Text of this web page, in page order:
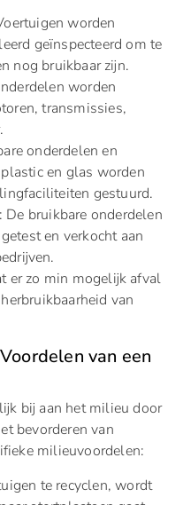
worden
geïnspecteerd om te
nog bruikbaar zijn.
worden
transmissies,
onderdelen en
en glas worden
gestuurd.
bruikbare onderdelen
en verkocht aan
er zo min mogelijk afval
van
van een
bij aan het milieu door
bevorderen van
milieuvoordelen:
te recyclen, wordt